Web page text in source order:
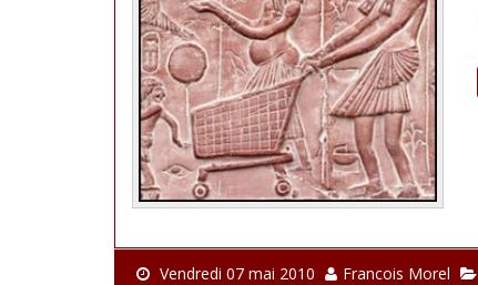
Vendredi 07 mai 2010 Francois Morel